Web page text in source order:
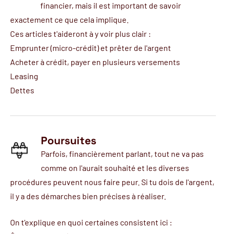
financier, mais il est important de savoir
exactement ce que cela implique.
Ces articles t'aideront à y voir plus clair :
Emprunter (micro-crédit) et prêter de l'argent
Acheter à crédit, payer en plusieurs versements
Leasing
Dettes
Poursuites
Parfois, financièrement parlant, tout ne va pas
comme on l'aurait souhaité et les diverses
procédures peuvent nous faire peur. Si tu dois de l'argent,
il y a des démarches bien précises à réaliser.
On t'explique en quoi certaines consistent ici :